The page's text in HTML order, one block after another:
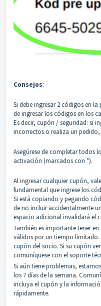
Consejos:
Si debe ingresar 2 códigos en la
de ingresar los códigos en los
Es decir, cupón / seguridad: si
incorrectos o realiza un
Asegúrese de completar todos
activación (marcados con *).
Al ingresar cualquier cupón,
fundamental que ingrese los
Si está copiando y pegando
de no incluir accidentalmente
espacio adicional invalidará el
También es importante tener
válidos por un tiempo limitado.
cupón del socio. Si su cupón
comuníquese con el soporte
Si aún tiene problemas,
los 7 días de la semana.
incluya el cupón y la
rápidamente.